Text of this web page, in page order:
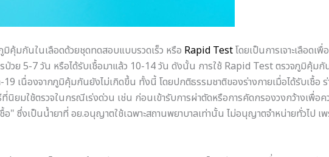
คุ้มกันในเลือดด้วยชุดทดสอบแบบรวดเร็ว หรือ Rapid Testโดยเป็นการเจาะเลือดเ
ป่วย 5-7 วัน หรือได้รับเชื้อมาแล้ว 10-14 วัน ดังนั้น การใช้ Rapid Test ตรวจภูมิคุ้ม
-19 เนื่องจากภูมิคุ้มกันยังไม่เกิดขึ้น ทั้งนี้ โดยปกติธรรมชาติของร่างกายเมื่อได้รับเชื้
ยมใช้ตรวจในกรณีเร่งด่วน เช่น ก่อนเข้ารับการผ่าตัดหรือการคัดกรองวงกว้างเพื่อ
ซึ่งเป็นน้ำยาที่ อย.อนุญาตใช้เฉพาะสถานพยาบาลเท่านั้น ไม่อนุญาตจำหน่ายทั่วไป เ